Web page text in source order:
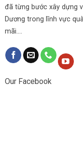
đã từng bước xây dựng
Dương trong lĩnh vực
mãi....
Our Facebook